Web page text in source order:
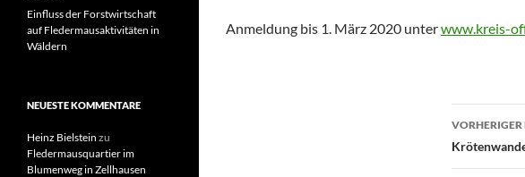
Anmeldung bis 1. März 2020 unterwww.kreis-
VORHERIGER
Einfluss der Forstwirtschaft
auf Fledermausaktivitäten in
Wäldern
NEUESTE KOMMENTARE
Heinz Bielstein zu
Fledermausquartier im
Blumenweg in Zellhausen